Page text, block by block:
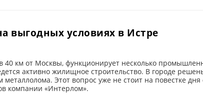
выгодных условиях в Истре
40 км от Москвы, функционирует несколько
активно жилищное строительство. В городе
Этот вопрос уже не стоит на повестке
компании «Интерлом».